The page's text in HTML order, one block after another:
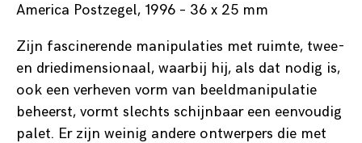
America Postzegel, 1996 – 36 x 25 mm
Zijn fascinerende manipulaties met ruimte, twee-
en driedimensionaal, waarbij hij, als dat nodig is,
ook een verheven vorm van beeldmanipulatie
beheerst, vormt slechts schijnbaar een eenvoudig
palet. Er zijn weinig andere ontwerpers die met